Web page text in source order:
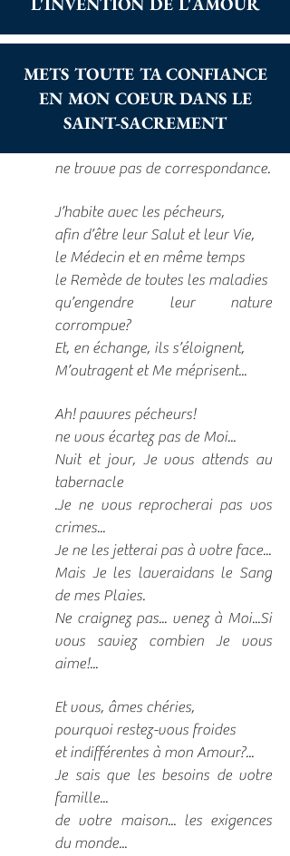
l'amour!...
Et cet Amour qui s’épuise
et se consume pour le bien des
ne trouve pas de correspondance.
J’habite avec les pécheurs,
afin d’être leur Salut et leur Vie,
le Médecin et en même temps
le Remède de toutes les maladies
qu’engendre leur nature
corrompue?
Et, en échange, ils s’éloignent,
M’outragent et Me méprisent...
Ah! pauvres pécheurs!
ne vous écartez pas de Moi...
Nuit et jour, Je vous attends au
tabernacle
.Je ne vous reprocherai pas vos
crimes...
Je ne les jetterai pas à votre face...
Mais Je les laveraidans le Sang
de mes Plaies.
Ne craignez pas... venez à Moi...Si
vous saviez combien Je vous
aime!...
Et vous, âmes chéries,
pourquoi restez-vous froides
et indifférentes à mon Amour?...
Je sais que les besoins de votre
famille...
de votre maison... les exigences
du monde...
METS TOUTE TA CONFIANCE
EN MON COEUR DANS LE
SAINT-SACREMENT